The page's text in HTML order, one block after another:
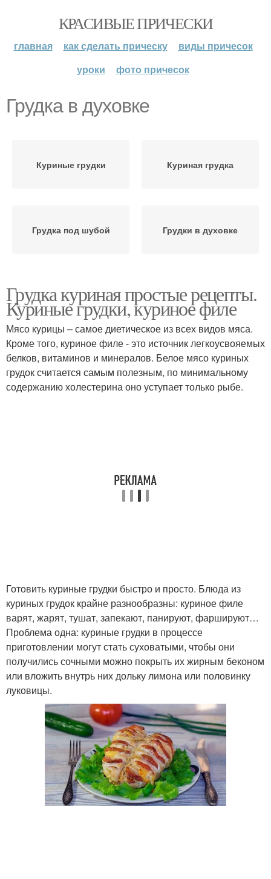
КРАСИВЫЕ ПРИЧЕСКИ
главная как сделать прическу
виды причесок
уроки
фото причесок
Грудка в духовке
Куриные грудки Куриная грудка
Грудка под шубой Грудки в духовке
Грудка куриная простые рецепты.
Куриные грудки, куриное филе
Мясо курицы – самое диетическое из всех видов мяса.
Кроме того, куриное филе - это источник легкоусвояемых
белков, витаминов и минералов. Белое мясо куриных
грудок считается самым полезным, по минимальному
содержанию холестерина оно уступает только рыбе.
Готовить куриные грудки быстро и просто. Блюда из
куриных грудок крайне разнообразны: куриное филе
варят, жарят, тушат, запекают, панируют, фаршируют…
Проблема одна: куриные грудки в процессе
приготовлении могут стать суховатыми, чтобы они
получились сочными можно покрыть их жирным беконом
или вложить внутрь них дольку лимона или половинку
луковицы.